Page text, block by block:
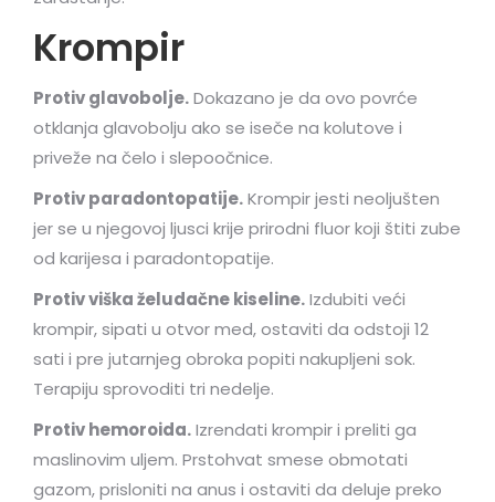
Krompir
Protiv glavobolje.Dokazano je da ovo povrće
otklanja glavobolju ako se iseče na kolutove i
priveže na čelo i slepoočnice.
Protiv paradontopatije.Krompir jesti neoljušten
jer se u njegovoj ljusci krije prirodni fluor koji štiti zube
od karijesa i paradontopatije.
Protiv viška želudačne kiseline.Izdubiti veći
krompir, sipati u otvor med, ostaviti da odstoji 12
sati i pre jutarnjeg obroka popiti nakupljeni sok.
Terapiju sprovoditi tri nedelje.
Protiv hemoroida.Izrendati krompir i preliti ga
maslinovim uljem. Prstohvat smese obmotati
gazom, prisloniti na anus i ostaviti da deluje preko